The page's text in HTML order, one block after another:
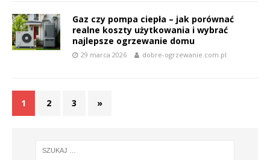
Gaz czy pompa ciepła – jak porównać
realne koszty użytkowania i wybrać
najlepsze ogrzewanie domu
29 marca 2026 dobre-ogrzewanie.com.pl
1 2 3 »